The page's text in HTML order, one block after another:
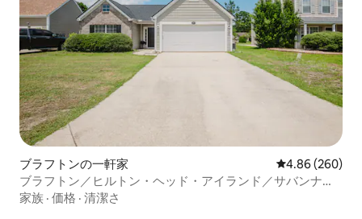
ブラフトンの一軒家 レビュー260
4.86 (260)
ブラフトン／ヒルトン・ヘッド・アイランド／サバンナの
バケーションホーム
家族 · 価格 · 清潔さ